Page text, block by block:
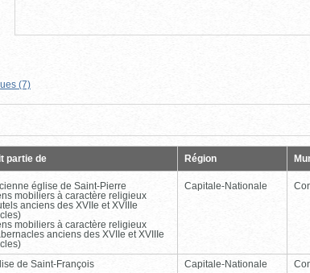
(7)
partie de Région
église de Saint-Pierre
mobiliers à caractère religieux
anciens des XVIIe et XVIIIe
mobiliers à caractère religieux
anciens des XVIIe et XVIIIe
Capitale-Nationale
de Saint-François Capitale-Nationale